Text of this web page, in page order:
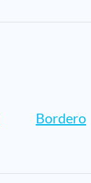
Bordero